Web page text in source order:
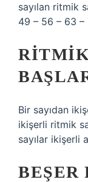
sayılan ritmik
49 – 56 – 63 –
Bir sayıdan
ikişerli ritmik
sayılar ikişerli
BEŞER